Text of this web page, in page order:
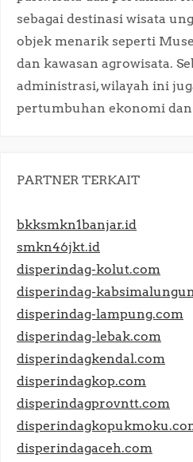
sebagai destinasi wisata
objek menarik seperti
dan kawasan agrowisata.
administrasi, wilayah ini
pertumbuhan ekonomi dan
PARTNER TERKAIT
bkksmkn1banjar.id
smkn46jkt.id
disperindag-kolut.com
disperindag-
disperindag-lampung.com
disperindag-lebak.com
disperindagkendal.com
disperindagkop.com
disperindagprovntt.com
disperindagaceh.com